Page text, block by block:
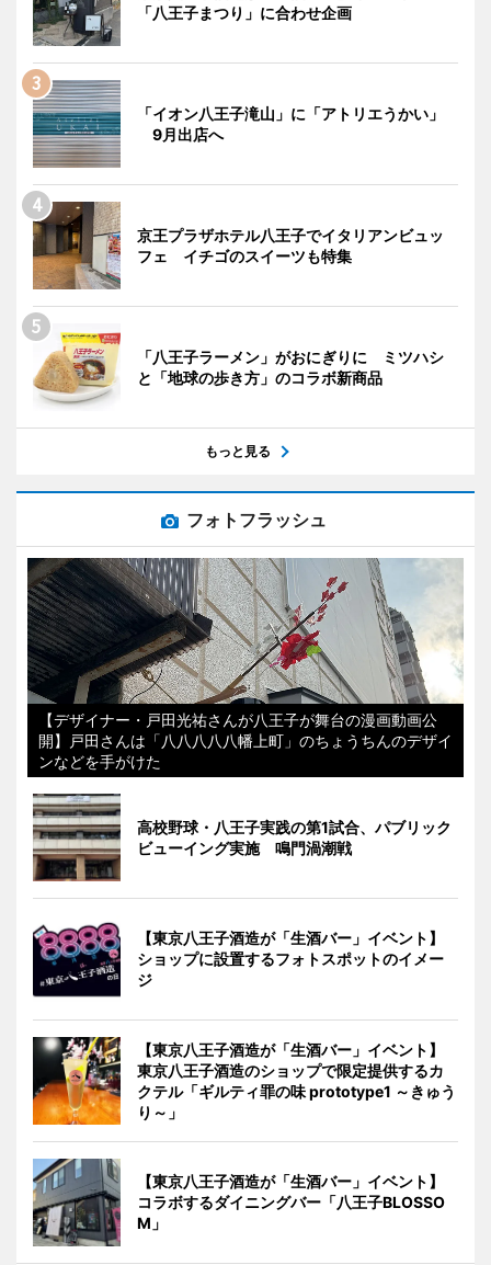
「八王子まつり」に合わせ企画
「イオン八王子滝山」に「アトリエうかい」
9月出店へ
京王プラザホテル八王子でイタリアンビュッ
フェ イチゴのスイーツも特集
「八王子ラーメン」がおにぎりに ミツハシ
と「地球の歩き方」のコラボ新商品
もっと見る
フォトフラッシュ
【デザイナー・戸田光祐さんが八王子が舞台の漫画動画公
開】戸田さんは「八八八八八幡上町」のちょうちんのデザイ
ンなどを手がけた
高校野球・八王子実践の第1試合、パブリック
ビューイング実施 鳴門渦潮戦
【東京八王子酒造が「生酒バー」イベント】
ショップに設置するフォトスポットのイメー
ジ
【東京八王子酒造が「生酒バー」イベント】
東京八王子酒造のショップで限定提供するカ
クテル「ギルティ罪の味 prototype1 ～きゅう
り～」
【東京八王子酒造が「生酒バー」イベント】
コラボするダイニングバー「八王子BLOSSO
M」